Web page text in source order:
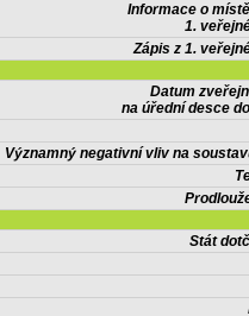
Informace o
1.
Zápis z 1.
Datum
na úřední desce
Významný negativní vliv na
Stát